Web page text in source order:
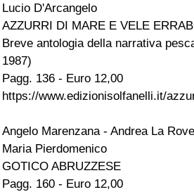
Lucio D'Arcangelo
AZZURRI DI MARE E VELE
Breve antologia della narrativa
1987)
Pagg. 136 - Euro 12,00
https://www.edizionisolfanelli.it/
Angelo Marenzana - Andrea La
Maria Pierdomenico
GOTICO ABRUZZESE
Pagg. 160 - Euro 12,00